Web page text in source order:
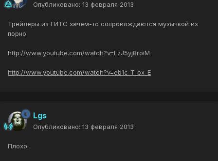
Опубликовано: 13 февраля 2013
Трейлеры из ГИТС зачем-то сопровождаются музычкой из
порно.
http://www.youtube.com/watch?v=LzJ5yj8roiM
http://www.youtube.com/watch?v=eb1c-T-ox-E
Lgs
Опубликовано: 13 февраля 2013
Плохо.